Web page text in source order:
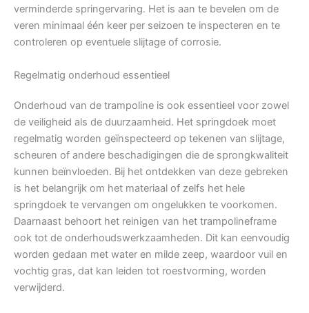
verminderde springervaring. Het is aan te bevelen om de
veren minimaal één keer per seizoen te inspecteren en te
controleren op eventuele slijtage of corrosie.
Regelmatig onderhoud essentieel
Onderhoud van de trampoline is ook essentieel voor zowel
de veiligheid als de duurzaamheid. Het springdoek moet
regelmatig worden geïnspecteerd op tekenen van slijtage,
scheuren of andere beschadigingen die de sprongkwaliteit
kunnen beïnvloeden. Bij het ontdekken van deze gebreken
is het belangrijk om het materiaal of zelfs het hele
springdoek te vervangen om ongelukken te voorkomen.
Daarnaast behoort het reinigen van het trampolineframe
ook tot de onderhoudswerkzaamheden. Dit kan eenvoudig
worden gedaan met water en milde zeep, waardoor vuil en
vochtig gras, dat kan leiden tot roestvorming, worden
verwijderd.